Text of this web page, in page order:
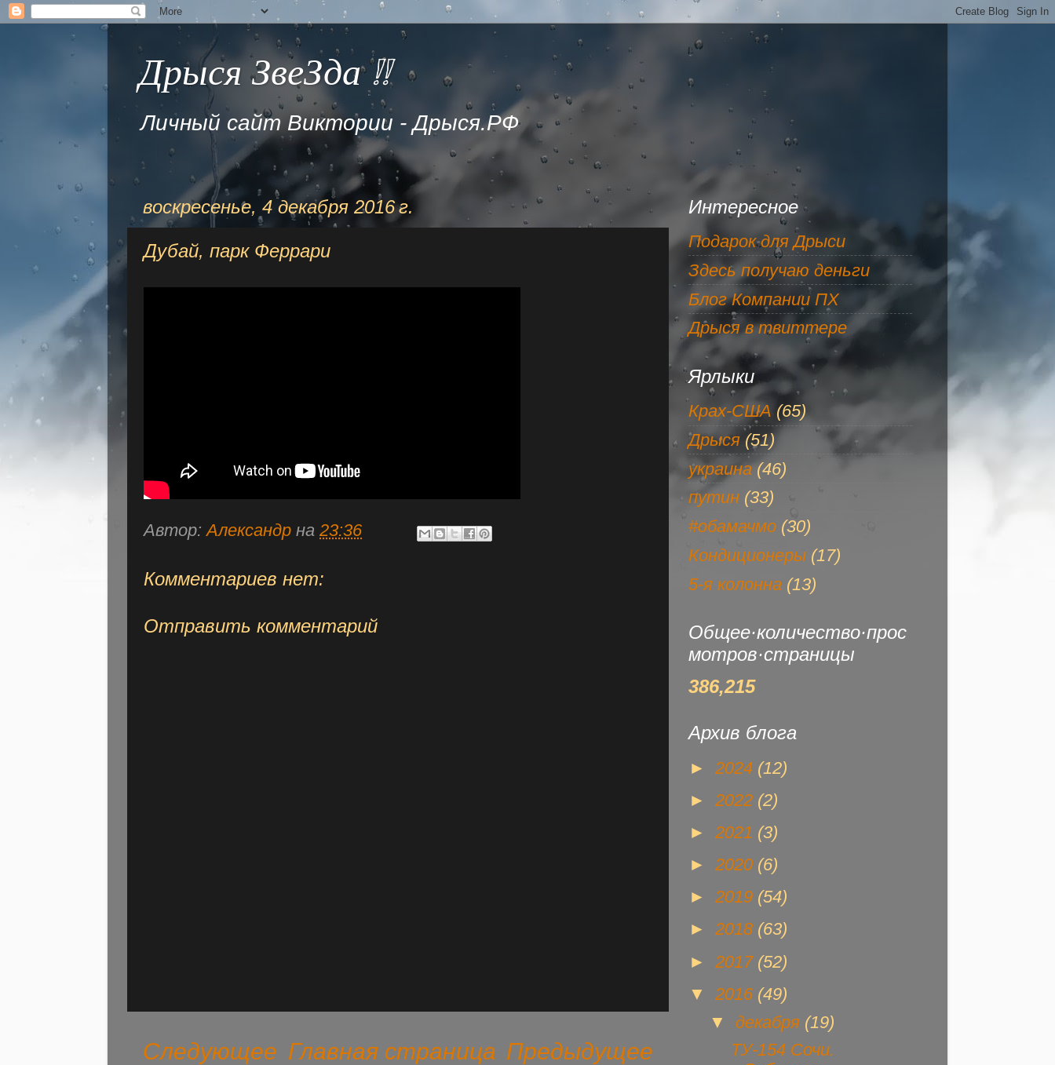
Дрыся ЗвеЗда !!
Личный сайт Виктории - Дрыся.РФ
воскресенье, 4 декабря 2016 г.
Дубай, парк Феррари
Автор:Александр на 23:36
Комментариев нет:
Отправить комментарий
Следующее Предыдущее
Главная страница
Интересное
Подарок для Дрыси
Здесь получаю деньги
Блог Компании ПХ
Дрыся в твиттере
Ярлыки
Крах-США (65)
Дрыся (51)
украина (46)
путин (33)
#обамачмо (30)
Кондиционеры (17)
5-я колонна (13)
Общее·количество·прос
мотров·страницы
386,215
Архив блога
► 2024 (12)
► 2022 (2)
► 2021 (3)
► 2020 (6)
► 2019 (54)
► 2018 (63)
► 2017 (52)
▼ 2016 (49)
▼ декабря (19)
ТУ-154 Сочи.